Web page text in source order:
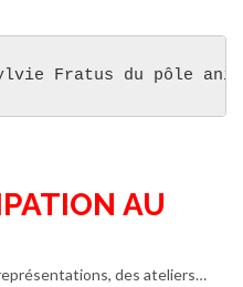
Fratus du pôle
AU
des ateliers…